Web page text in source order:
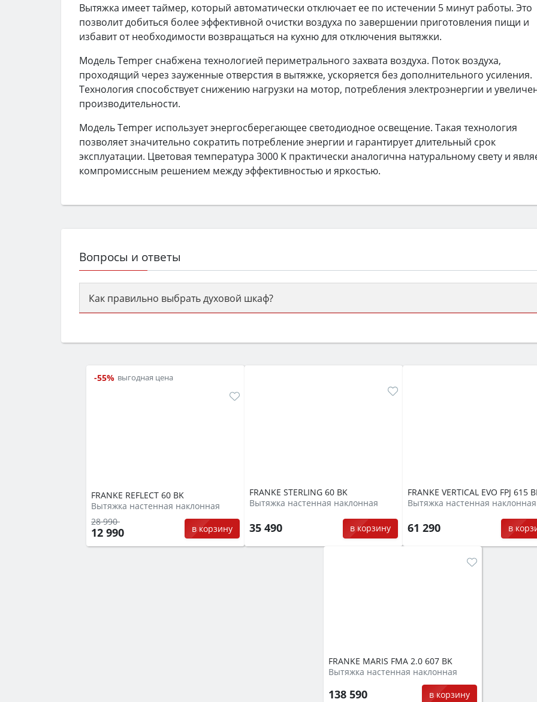
Вытяжка имеет таймер, который автоматически отключает ее по истечении 5 минут работы. Это
позволит добиться более эффективной очистки воздуха по завершении приготовления пищи и
избавит от необходимости возвращаться на кухню для отключения вытяжки.
Модель Temper снабжена технологией периметрального захвата воздуха. Поток воздуха,
проходящий через зауженные отверстия в вытяжке, ускоряется без дополнительного усиления.
Технология способствует снижению нагрузки на мотор, потребления электроэнергии и
производительности.
Модель Temper использует энергосберегающее светодиодное освещение. Такая технология
позволяет значительно сократить потребление энергии и гарантирует длительный срок
эксплуатации. Цветовая температура 3000 K практически аналогична натуральному свету и
компромиссным решением между эффективностью и яркостью.
Вопросы и ответы
Как правильно выбрать духовой шкаф?
семьи, класс энергопотребления не ниже A и нужные функции (конвекция, гриль,
-55% выгодная цена
FRANKE REFLECT 60 BK
Вытяжка настенная наклонная
28 990
12 990 в корзину
FRANKE STERLING 60 BK
Вытяжка настенная наклонная
35 490 в корзину
FRANKE VERTICAL EVO FPJ 615
Вытяжка настенная наклонная
61 290 в
FRANKE MARIS FMA 2.0 607 BK
Вытяжка настенная наклонная
138 590 в корзину